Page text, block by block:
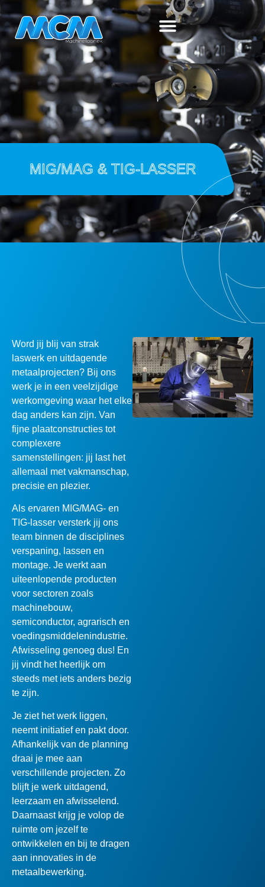
MIG/MAG & TIG-LASSER
Word jij blij van strak
laswerk en uitdagende
metaalprojecten? Bij ons
werk je in een veelzijdige
werkomgeving waar het elke
dag anders kan zijn. Van
fijne plaatconstructies tot
complexere
samenstellingen: jij last het
allemaal met vakmanschap,
precisie en plezier.
Als ervaren MIG/MAG- en
TIG-lasser versterk jij ons
team binnen de disciplines
verspaning, lassen en
montage. Je werkt aan
uiteenlopende producten
voor sectoren zoals
machinebouw,
semiconductor, agrarisch en
voedingsmiddelenindustrie.
Afwisseling genoeg dus! En
jij vindt het heerlijk om
steeds met iets anders bezig
te zijn.
Je ziet het werk liggen,
neemt initiatief en pakt door.
Afhankelijk van de planning
draai je mee aan
verschillende projecten. Zo
blijft je werk uitdagend,
leerzaam en afwisselend.
Daarnaast krijg je volop de
ruimte om jezelf te
ontwikkelen en bij te dragen
aan innovaties in de
metaalbewerking.